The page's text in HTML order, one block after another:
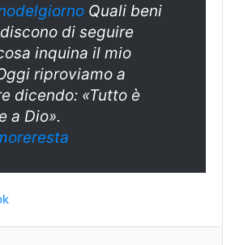
o Quali beni
di seguire
inquina il mio
riproviamo a
dicendo: «Tutto è
a Dio».